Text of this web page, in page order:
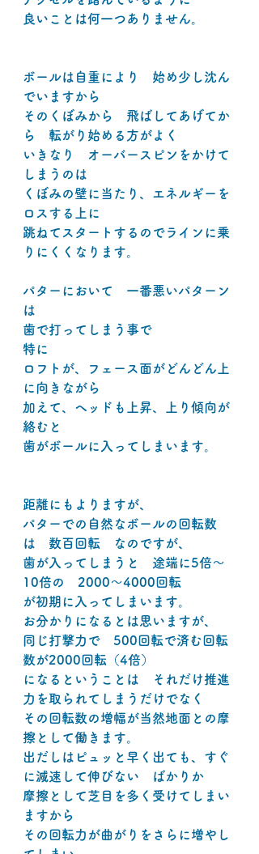
良いことは何一つありません。
ボールは自重により　始め少し沈ん
でいますから
そのくぼみから　飛ばしてあげてか
ら　転がり始める方がよく
いきなり　オーバースピンをかけて
しまうのは
くぼみの壁に当たり、エネルギーを
ロスする上に
跳ねてスタートするのでラインに乗
りにくくなります。
パターにおいて　一番悪いパターン
は
歯で打ってしまう事で
特に
ロフトが、フェース面がどんどん上
に向きながら
加えて、ヘッドも上昇、上り傾向が
絡むと
歯がボールに入ってしまいます。
距離にもよりますが、
パターでの自然なボールの回転数
は　数百回転　なのですが、
歯が入ってしまうと　途端に5倍～
10倍の　2000～4000回転
が初期に入ってしまいます。
お分かりになるとは思いますが、
同じ打撃力で　500回転で済む回転
数が2000回転（4倍）
になるということは　それだけ推進
力を取られてしまうだけでなく
その回転数の増幅が当然地面との摩
擦として働きます。
出だしはピュッと早く出ても、すぐ
に減速して伸びない　ばかりか
摩擦として芝目を多く受けてしまい
ますから
その回転力が曲がりをさらに増やし